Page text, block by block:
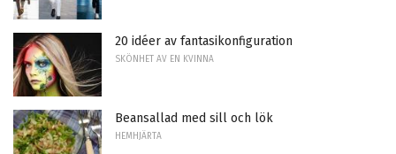
20 idéer av fantasikonfiguration
SKÖNHET AV EN KVINNA
Beansallad med sill och lök
HEMHJÄRTA